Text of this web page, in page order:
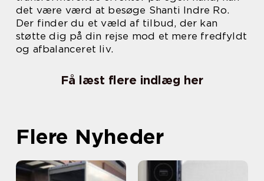
det være værd at besøge Shanti Indre Ro.
Der finder du et væld af tilbud, der kan
støtte dig på din rejse mod et mere fredfyldt
og afbalanceret liv.
Få læst flere indlæg her
Flere Nyheder